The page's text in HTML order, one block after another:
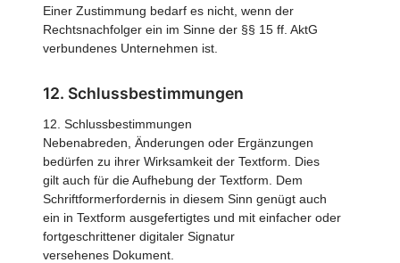
Einer Zustimmung bedarf es nicht, wenn der
Rechtsnachfolger ein im Sinne der §§ 15 ff. AktG
verbundenes Unternehmen ist.
12. Schlussbestimmungen
12. Schlussbestimmungen
Nebenabreden, Änderungen oder Ergänzungen
bedürfen zu ihrer Wirksamkeit der Textform. Dies
gilt auch für die Aufhebung der Textform. Dem
Schriftformerfordernis in diesem Sinn genügt auch
ein in Textform ausgefertigtes und mit einfacher oder
fortgeschrittener digitaler Signatur
versehenes Dokument.